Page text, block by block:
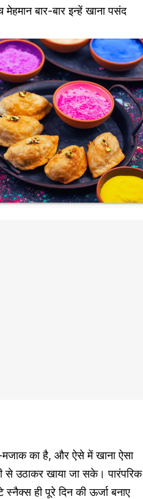
बार-बार इन्हें खाना पसंद
मजाक का है, और ऐसे में खाना ऐसा
उठाकर खाया जा सके। पारंपरिक
ही पूरे दिन की ऊर्जा बनाए